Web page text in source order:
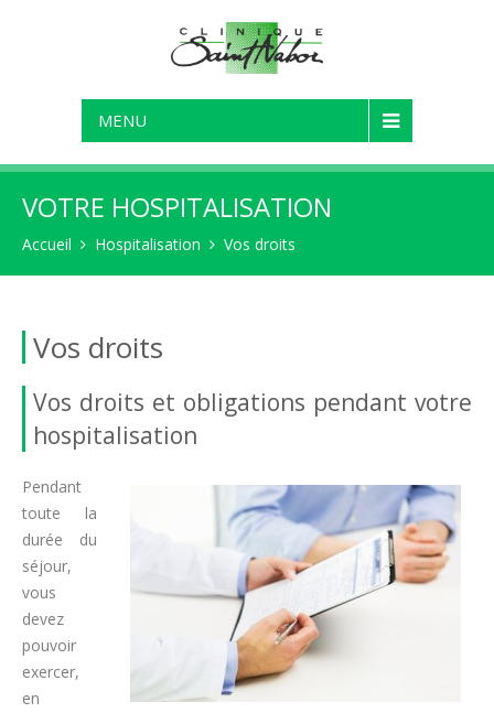
MENU
VOTRE HOSPITALISATION
Accueil Hospitalisation Vos droits
Vos droits
Vos droits et obligations pendant votre
hospitalisation
Pendant
toute la
durée du
séjour,
vous
devez
pouvoir
exercer,
en